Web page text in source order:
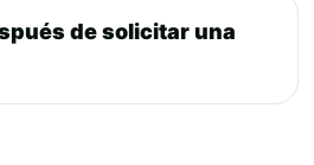
de solicitar una